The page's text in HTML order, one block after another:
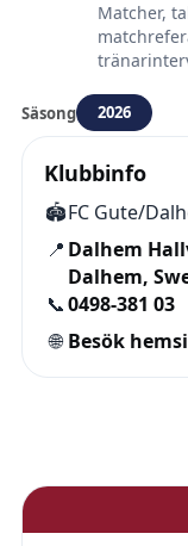
Matcher,
Säsong 2026
Klubbinfo
🏟️FC Gute/
📍 Dalhem
Dalhem,
📞0498-381 03
🌐 Besök